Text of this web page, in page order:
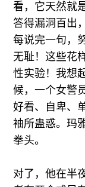
看，它天然就
答得漏洞百出
每说完一句，
无耻！这些花
性实验！我想
候，一个女警
好看、自卑、
袖所蛊惑。玛
拳头。
对了，他在半